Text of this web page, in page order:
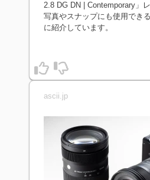
2.8 DG DN | Contemporary」
写真やスナップにも使用でき
に紹介しています。
ascii.jp